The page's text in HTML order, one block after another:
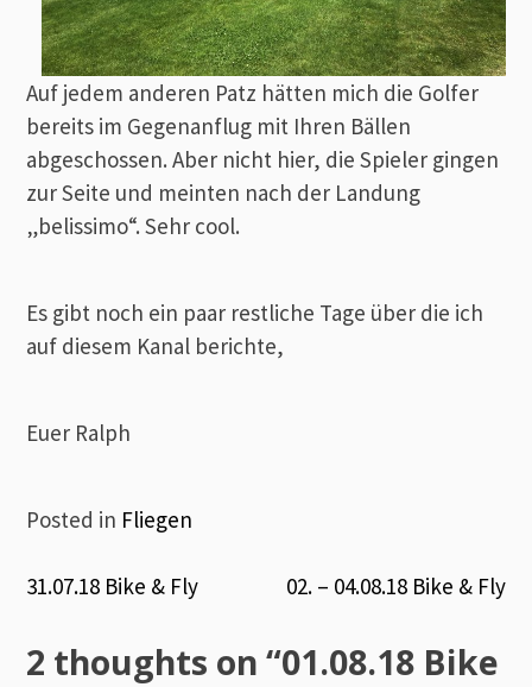
Auf jedem anderen Patz hätten mich die Golfer
bereits im Gegenanflug mit Ihren Bällen
abgeschossen. Aber nicht hier, die Spieler gingen
zur Seite und meinten nach der Landung
„belissimo“. Sehr cool.
Es gibt noch ein paar restliche Tage über die ich
auf diesem Kanal berichte,
Euer Ralph
Posted in Fliegen
Beitrags-
Navigation
31.07.18 Bike & Fly 02. – 04.08.18 Bike & Fly
2 thoughts on “01.08.18 Bike